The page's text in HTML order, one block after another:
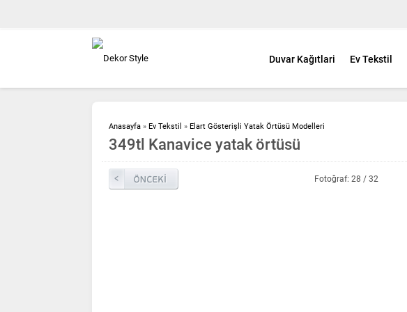
Duvar Kağıtlari Ev Tekstil
Anasayfa » Ev Tekstil » Elart Gösterişli Yatak Örtüsü Modelleri
349tl Kanavice yatak örtüsü
Fotoğraf: 28 / 32